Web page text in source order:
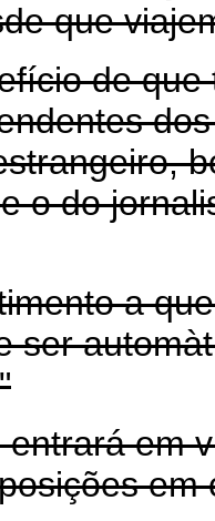
que
de
o do
a
ser
entrará em
em